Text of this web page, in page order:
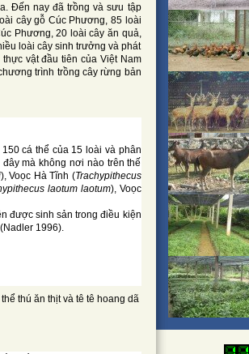
Đến nay đã trồng và sưu tập
cây gỗ Cúc Phương, 85 loài
Phương, 20 loài cây ăn quả,
loài cây sinh trưởng và phát
vật đầu tiên của Việt Nam
trình trồng cây rừng bản
cá thể của 15 loài và phân
mà không nơi nào trên thế
), Voọc Hà Tĩnh (Trachypithecus
laotum laotum), Voọc
được sinh sản trong điều kiện
1996).
thú ăn thịt và tê tê hoang dã